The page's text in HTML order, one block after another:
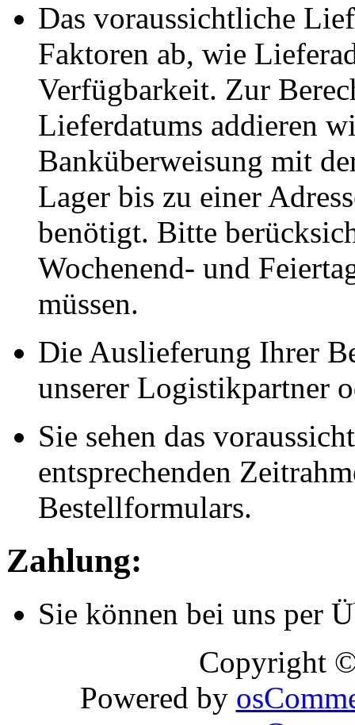
Das voraussichtliche
Faktoren ab, wie
Verfügbarkeit. Zur
Lieferdatums addieren
Banküberweisung mit
Lager bis zu einer
benötigt. Bitte
Wochenend- und
müssen.
Die Auslieferung Ihrer
unserer Logistikpartner
Sie sehen das
entsprechenden
Bestellformulars.
Zahlung:
Sie können bei uns per
Copyright
Powered by